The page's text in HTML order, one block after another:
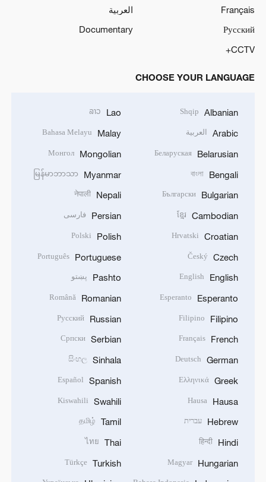
Français
العربية
Русский
Documentary
CCTV+
CHOOSE YOUR LANGUAGE
Albanian
Shqip
Arabic العربية
Belarusian
Беларуская
Bengali
বাংলা
Bulgarian
Български
Cambodian
ខ្មែរ
Croatian
Hrvatski
Czech
Český
English
English
Esperanto
Esperanto
Filipino
Filipino
French
Français
German
Deutsch
Greek
Ελληνικά
Hausa
Hausa
Hebrew עברית
Hindi
हिन्दी
Hungarian
Magyar
Lao
ລາວ
Malay
Bahasa Melayu
Mongolian
Монгол
Myanmar
မြန်မာဘာသာ
Nepali
नेपाली
Persian فارسی
Polish
Polski
Portuguese
Português
Pashto پښتو
Romanian
Română
Russian
Русский
Serbian
Српски
Sinhala
සිංහල
Spanish
Español
Swahili
Kiswahili
Tamil
தமிழ்
Thai
ไทย
Turkish
Türkçe